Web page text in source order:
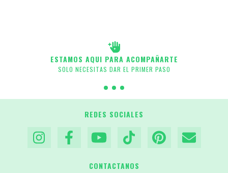
ESTAMOS AQUI PARA ACOMPAÑARTE
SOLO NECESITAS DAR EL PRIMER PASO
REDES SOCIALES
CONTACTANOS